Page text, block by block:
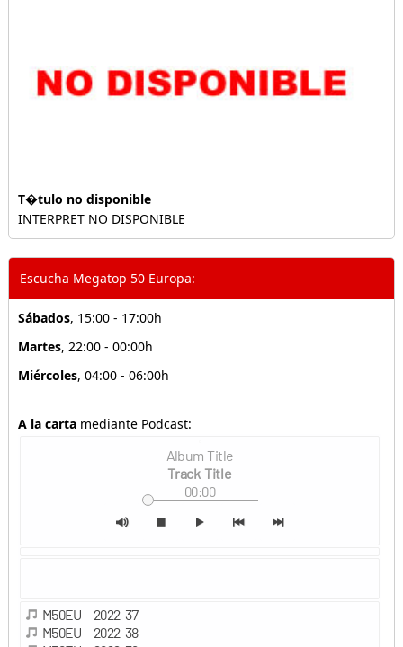
T�tulo no disponible
INTERPRET NO DISPONIBLE
Escucha Megatop 50 Europa:
Sábados, 15:00 - 17:00h
Martes, 22:00 - 00:00h
Miércoles, 04:00 - 06:00h
A la cartamediante Podcast: